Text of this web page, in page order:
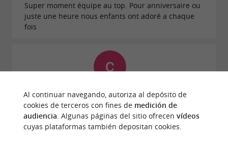
Super moment équipe au top. Pour anniversaire ou
juste une heure nous enfants ont adoré a chaque
fois
Opinión publicada por claire duc el
31/07/2026
C’est trop bien , je reviendrai :) Marley
Al continuar navegando, autoriza al depósito de
cookies de terceros con fines de medición de
audiencia. Algunas páginas del sitio ofrecen vídeos
cuyas plataformas también depositan cookies.